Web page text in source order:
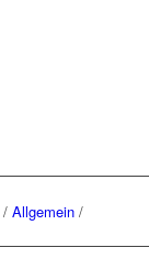
/ Allgemein /